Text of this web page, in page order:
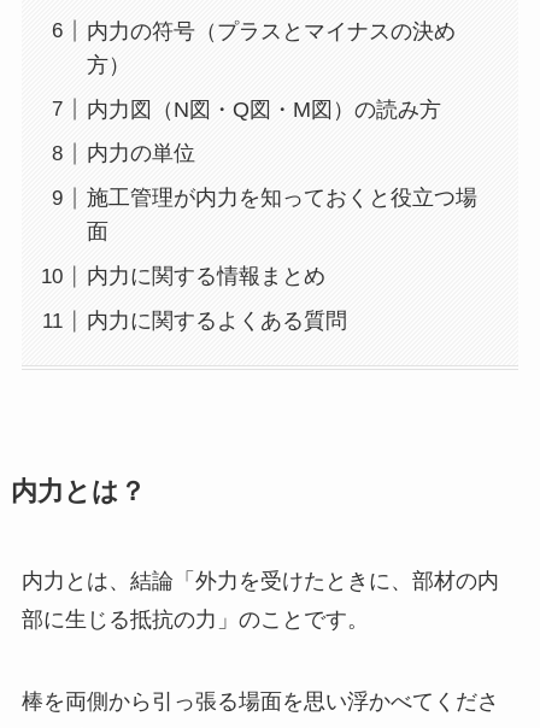
内力の符号（プラスとマイナスの決め
方）
内力図（N図・Q図・M図）の読み方
内力の単位
施工管理が内力を知っておくと役立つ場
面
内力に関する情報まとめ
内力に関するよくある質問
内力とは？
内力とは、結論「外力を受けたときに、部材の内
部に生じる抵抗の力」のことです。
棒を両側から引っ張る場面を思い浮かべてくださ